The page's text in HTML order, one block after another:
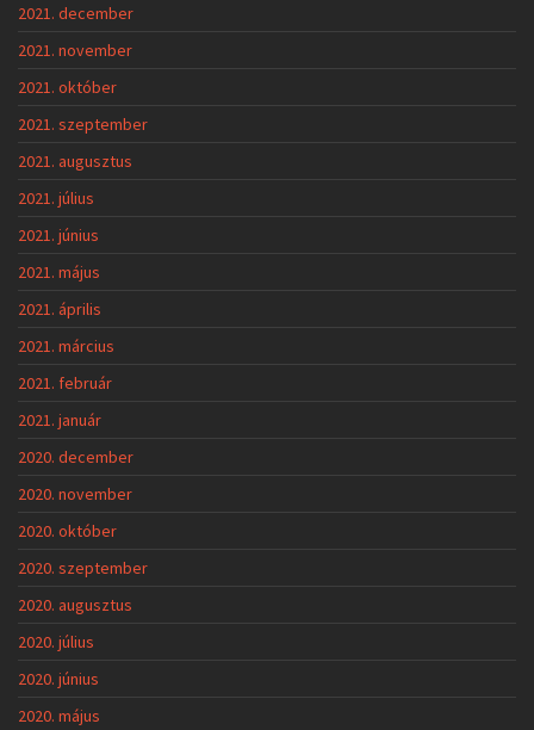
2021. december
2021. november
2021. október
2021. szeptember
2021. augusztus
2021. július
2021. június
2021. május
2021. április
2021. március
2021. február
2021. január
2020. december
2020. november
2020. október
2020. szeptember
2020. augusztus
2020. július
2020. június
2020. május